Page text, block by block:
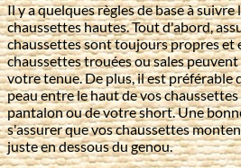
Il y a quelques règles de base à
chaussettes hautes. Tout d'abord,
chaussettes sont toujours propres et
chaussettes trouées ou sales
votre tenue. De plus, il est préférable
peau entre le haut de vos
pantalon ou de votre short. Une
s'assurer que vos chaussettes
juste en dessous du genou.